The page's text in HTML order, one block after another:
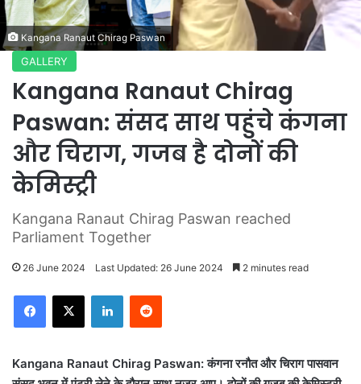
Kangana Ranaut Chirag Paswan
GALLERY
Kangana Ranaut Chirag
Paswan: संसद साथ पहुंचे कंगना
और चिराग, गजब है दोनों की
केमिस्ट्री
Kangana Ranaut Chirag Paswan reached
Parliament Together
26 June 2024 Last Updated: 26 June 2024 2 minutes read
LinkedInReddit
Kangana Ranaut Chirag Paswan: कंगना रनौत और चिराग पासवान